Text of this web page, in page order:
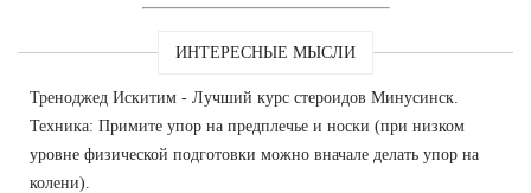
ИНТЕРЕСНЫЕ МЫСЛИ
Треноджед Искитим - Лучший курс стероидов Минусинск.
Техника: Примите упор на предплечье и носки (при низком
уровне физической подготовки можно вначале делать упор на
колени).